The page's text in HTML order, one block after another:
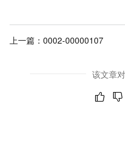
上一篇： 0002-00000107
该文章